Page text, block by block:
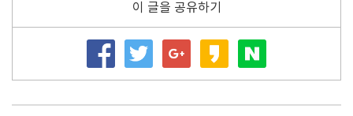
이 글을 공유하기